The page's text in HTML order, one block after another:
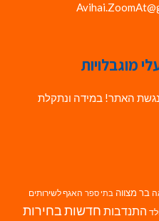
מוגבלויות
האתר! במידה ונתקלת
בר מצווה בתי ספר האגף לשירותים
התנדבות חדשות בחירות